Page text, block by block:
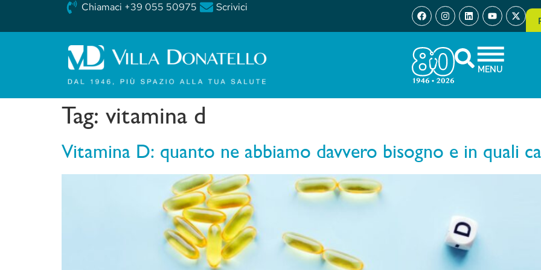
Chiamaci +39 055 50975 Scrivici
MENU
Tag: vitamina d
Vitamina D: quanto ne abbiamo davvero bisogno e in quali